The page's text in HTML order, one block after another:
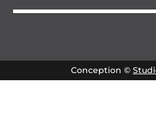
Conception ©